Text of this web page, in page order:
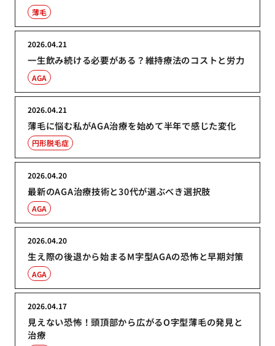
薄毛
一生飲み続ける必要がある？維持療法のコストと労力
2026.04.21
AGA
薄毛に悩む私がAGA治療を始めて半年で感じた変化
2026.04.21
円形脱毛症
最新のAGA治療技術と30代が選ぶべき選択肢
2026.04.20
AGA
生え際の後退から始まるM字型AGAの恐怖と早期対策
2026.04.20
AGA
見えない恐怖！頭頂部から広がるO字型薄毛の発見と
治療
2026.04.17